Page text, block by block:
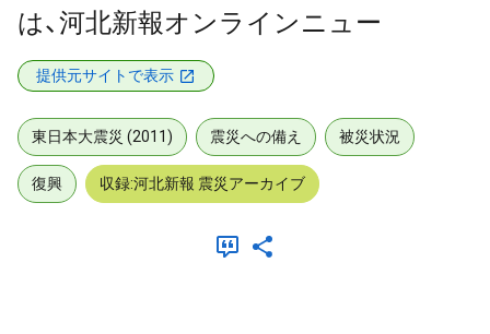
は、河北新報オンラインニュー
提供元サイトで表示
東日本大震災 (2011) 震災への備え 被災状況
復興 収録:河北新報 震災アーカイブ